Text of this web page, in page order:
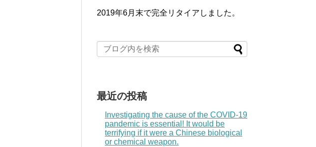
2019年6月末で完全リタイアしました。
最近の投稿
Investigating the cause of the COVID-19
pandemic is essential! It would be
terrifying if it were a Chinese biological
or chemical weapon.